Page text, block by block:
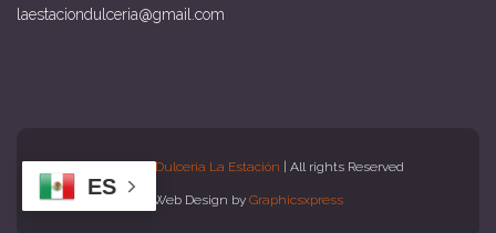
laestaciondulceria@gmail.com
CopyrightDulceria La Estación | All rights Reserved
Web Design by Graphicsxpress
ES